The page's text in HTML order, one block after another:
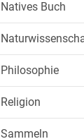
Natives Buch
Philosophie
Religion
Sammeln